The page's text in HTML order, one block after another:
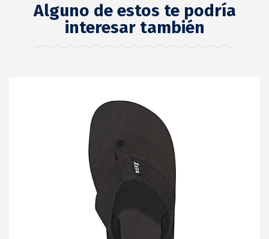
Alguno de estos te podría
interesar también